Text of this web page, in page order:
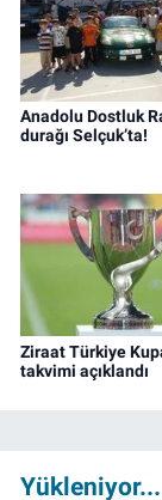
Anadolu Dostluk
durağı Selçuk’ta!
Ziraat Türkiye
takvimi açıklandı
Yükleniyor...